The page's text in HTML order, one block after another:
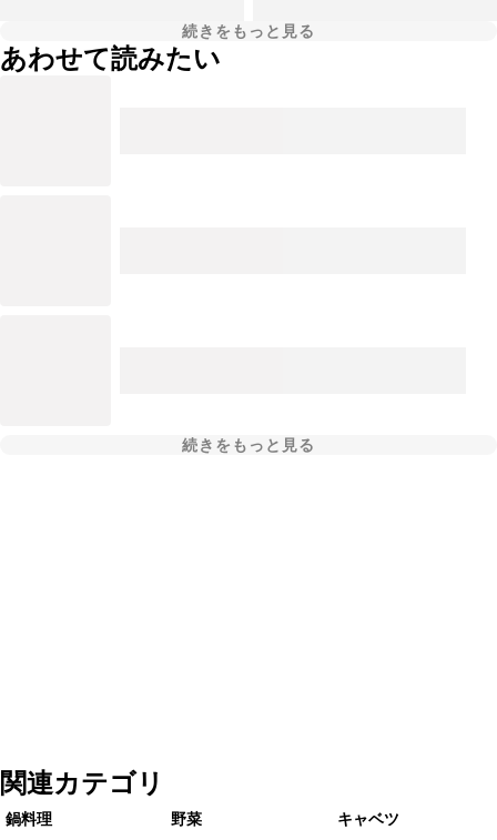
続きをもっと見る
あわせて読みたい
続きをもっと見る
関連カテゴリ
鍋料理 野菜 キャベツ